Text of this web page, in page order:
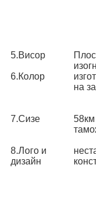
5.Висор
6.Колор
на
7.Сизе
8.Лого и
дизайн